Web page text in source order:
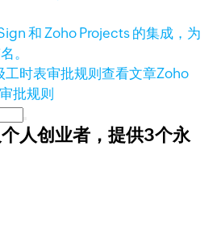
和 Zoho Projects 的集成，为
。
查看文章Zoho
批规则
人创业者，提供3个永